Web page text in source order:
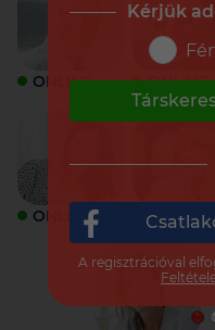
ONLINE ONLINE
ONLINE ONLINE
Kérjük
A regisztrációval